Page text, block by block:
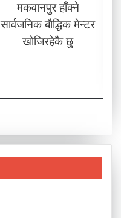
मकवानपुर हाँक्ने
सार्वजनिक बौद्धिक मेन्टर
खोजिरहेकै छु